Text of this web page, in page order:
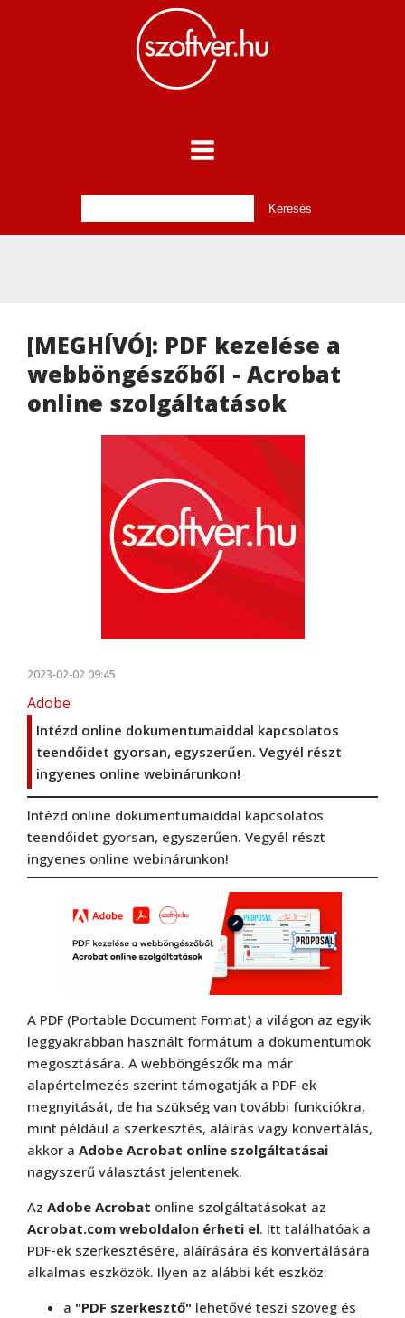
[MEGHÍVÓ]: PDF kezelése a
webböngészőből - Acrobat
online szolgáltatások
2023-02-02 09:45
Adobe
Intézd online dokumentumaiddal kapcsolatos
teendőidet gyorsan, egyszerűen. Vegyél részt
ingyenes online webinárunkon!
Intézd online dokumentumaiddal kapcsolatos
teendőidet gyorsan, egyszerűen. Vegyél részt
ingyenes online webinárunkon!
A PDF (Portable Document Format) a világon az egyik
leggyakrabban használt formátum a dokumentumok
megosztására. A webböngészők ma már
alapértelmezés szerint támogatják a PDF-ek
megnyitását, de ha szükség van további funkciókra,
mint például a szerkesztés, aláírás vagy konvertálás,
akkor a Adobe Acrobat online szolgáltatásai
nagyszerű választást jelentenek.
Az Adobe Acrobat online szolgáltatásokat az
Acrobat.com weboldalon érheti el. Itt találhatóak a
PDF-ek szerkesztésére, aláírására és konvertálására
alkalmas eszközök. Ilyen az alábbi két eszköz:
a "PDF szerkesztő" lehetővé teszi szöveg és